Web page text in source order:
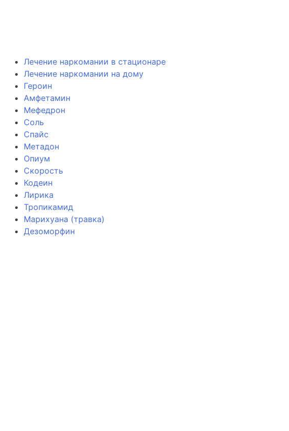
Лечение наркомании в стационаре
Лечение наркомании на дому
Героин
Амфетамин
Мефедрон
Соль
Спайс
Метадон
Опиум
Скорость
Кодеин
Лирика
Тропикамид
Марихуана (травка)
Дезоморфин